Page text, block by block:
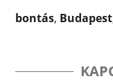
bontás, Budapest